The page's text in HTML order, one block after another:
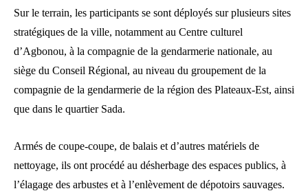
Sur le terrain, les participants se sont déployés sur plusieurs sites
stratégiques de la ville, notamment au Centre culturel
d’Agbonou, à la compagnie de la gendarmerie nationale, au
siège du Conseil Régional, au niveau du groupement de la
compagnie de la gendarmerie de la région des Plateaux-Est, ainsi
que dans le quartier Sada.
Armés de coupe-coupe, de balais et d’autres matériels de
nettoyage, ils ont procédé au désherbage des espaces publics, à
l’élagage des arbustes et à l’enlèvement de dépotoirs sauvages.